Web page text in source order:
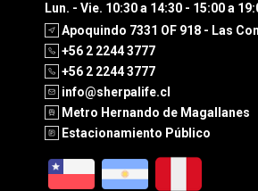
Lun. - Vie. 10:30 a 14:30 - 15:00 a
Apoquindo 7331 OF 918 - Las
+56 2 2244 3777
+56 2 2244 3777
info@sherpalife.cl
Metro Hernando de Magallanes
Estacionamiento Público